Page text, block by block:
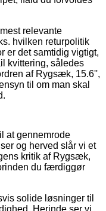
relevante
hvilken returpolitik
er det samtidig vigtigt,
kvittering, således
af Rygsæk, 15.6'',
til om man skal
at gennemrode
og herved slår vi et
kritik af Rygsæk,
du færdiggør
solide løsninger til
Herinde ser vi